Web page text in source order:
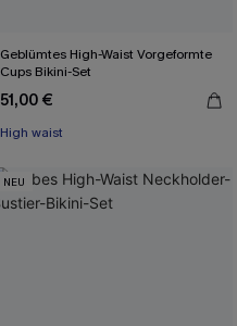
Geblümtes High-Waist Vorgeformte
Cups Bikini-Set
51,00 €
High waist
NEU